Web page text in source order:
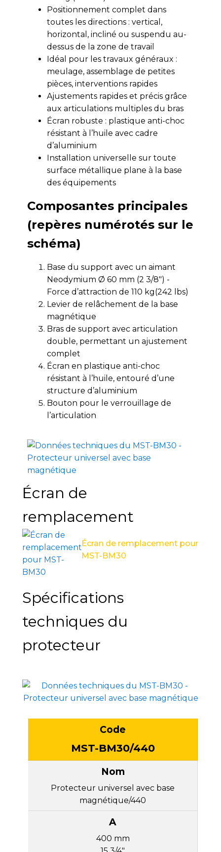
Positionnement complet dans
toutes les directions : vertical,
horizontal, incliné ou suspendu au-
dessus de la zone de travail
Idéal pour les travaux généraux :
meulage, assemblage de petites
pièces, interventions rapides
Ajustements rapides et précis grâce
aux articulations multiples du bras
Écran robuste : plastique anti-choc
résistant à l’huile avec cadre
d’aluminium
Installation universelle sur toute
surface métallique plane à la base
des équipements
Composantes principales
(repères numérotés sur le
schéma)
Base du support avec un aimant
Neodymium Ø 60 mm (2 3/8") -
Force d’attraction de 110 kg(242 lbs)
Levier de relâchement de la base
magnétique
Bras de support avec articulation
double, permettant un ajustement
complet
Écran en plastique anti-choc
résistant à l’huile, entouré d’une
structure d’aluminium
Bouton pour le verrouillage de
l’articulation
Écran de
remplacement
Écran de remplacement pour
MST-BM30
Spécifications
techniques du
protecteur
protecteur
magnétique
MST-BM30/440
Protecteur universel avec base
magnétique/440
400 mm